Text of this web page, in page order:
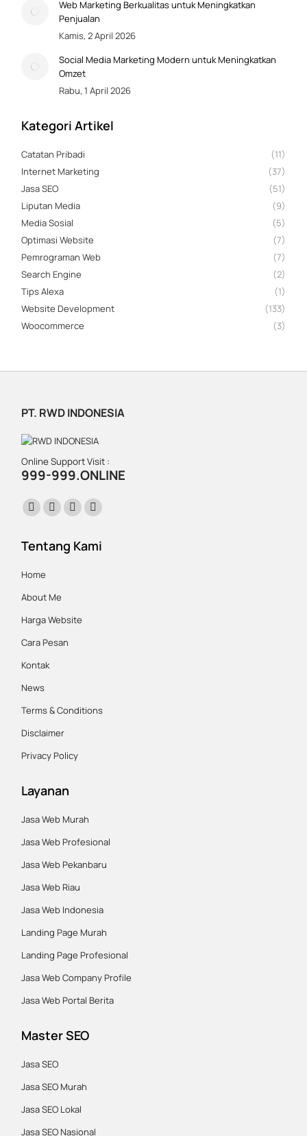
Web Marketing Berkualitas untuk Meningkatkan
Penjualan
Kamis, 2 April 2026
Social Media Marketing Modern untuk Meningkatkan
Omzet
Rabu, 1 April 2026
Kategori Artikel
Catatan Pribadi
(11)
Internet Marketing
(37)
Jasa SEO
(51)
Liputan Media
(9)
Media Sosial
(5)
Optimasi Website
(7)
Pemrograman Web
(7)
Search Engine
(2)
Tips Alexa
(1)
Website Development
(133)
Woocommerce
(3)
PT. RWD INDONESIA
Online Support Visit :
999-999.ONLINE
Find us on:
Facebook
opens
window
X
opens
window
Instagram
opens
Website
opens
Tentang Kami
Home
About Me
Harga Website
Cara Pesan
Kontak
News
Terms & Conditions
Disclaimer
Privacy Policy
Layanan
Jasa Web Murah
Jasa Web Profesional
Jasa Web Pekanbaru
Jasa Web Riau
Jasa Web Indonesia
Landing Page Murah
Landing Page Profesional
Jasa Web Company Profile
Jasa Web Portal Berita
Master SEO
Jasa SEO
Jasa SEO Murah
Jasa SEO Lokal
Jasa SEO Nasional